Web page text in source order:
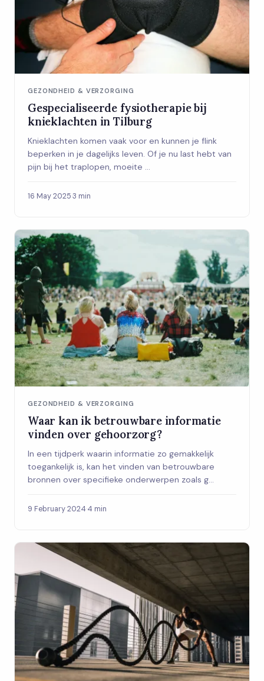
GEZONDHEID & VERZORGING
Gespecialiseerde fysiotherapie bij
knieklachten in Tilburg
Knieklachten komen vaak voor en kunnen je flink
beperken in je dagelijks leven. Of je nu last hebt van
pijn bij het traplopen, moeite ...
16 May 2025·3 min
GEZONDHEID & VERZORGING
Waar kan ik betrouwbare informatie
vinden over gehoorzorg?
In een tijdperk waarin informatie zo gemakkelijk
toegankelijk is, kan het vinden van betrouwbare
bronnen over specifieke onderwerpen zoals g...
9 February 2024·4 min